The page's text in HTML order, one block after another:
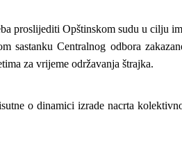
proslijediti Opštinskom sudu u cilju
sastanku Centralnog odbora
za vrijeme održavanja štrajka.
o dinamici izrade nacrta